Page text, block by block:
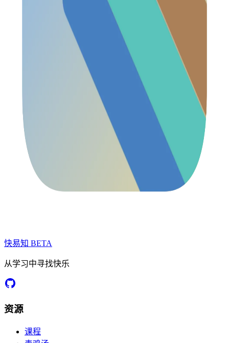
快易知 BETA
从学习中寻找快乐
资源
课程